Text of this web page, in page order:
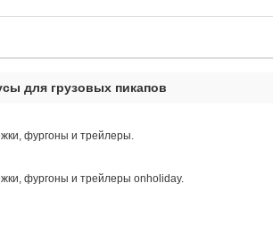
для грузовых пикапов
фургоны и трейлеры.
фургоны и трейлеры onholiday.